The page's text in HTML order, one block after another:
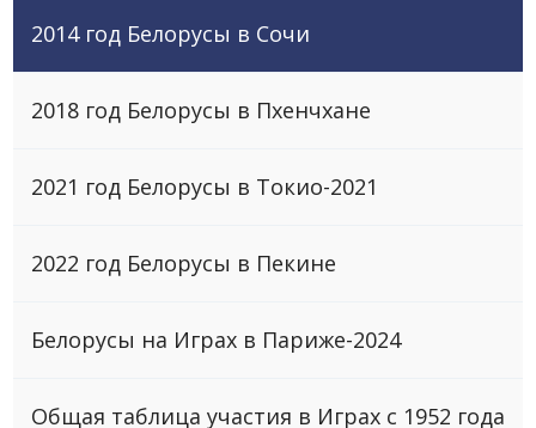
2014 год Белоруcы в Сочи
2018 год Белорусы в Пхенчхане
2021 год Белорусы в Токио-2021
2022 год Белорусы в Пекине
Белорусы на Играх в Париже-2024
Общая таблица участия в Играх с 1952 года